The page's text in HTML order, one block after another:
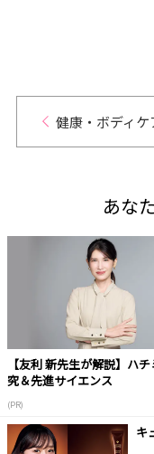
健康・ボディ
あな
【友利 新先生が解説】ハ
究＆先進サイエンス
(PR)
キ